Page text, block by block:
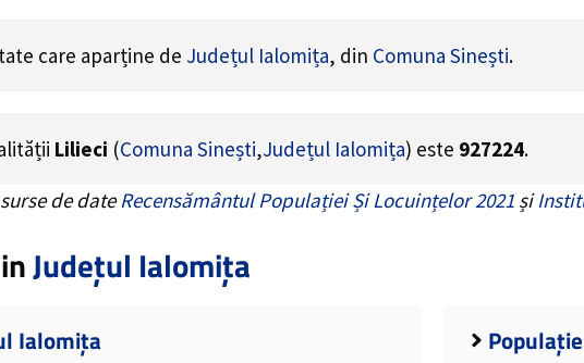
care aparține de Județul Ialomița, din Comuna Sinești.
Lilieci (Comuna Sinești,Județul Ialomița) este 927224.
de dateRecensământul Populației Și Locuințelor 2021 și
Județul Ialomița
Ialomița